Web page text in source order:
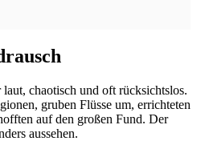
laut, chaotisch und oft rücksichtslos.
gruben Flüsse um, errichteten
auf den großen Fund. Der
aussehen.